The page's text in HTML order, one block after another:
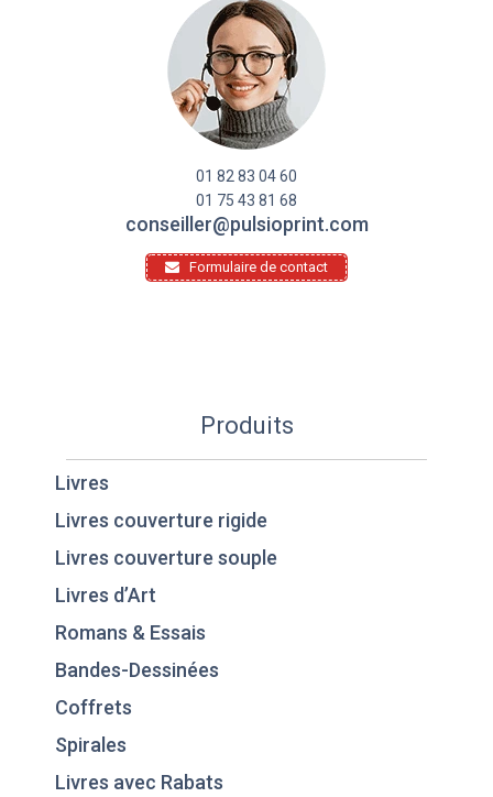
01 82 83 04 60
01 75 43 81 68
conseiller@pulsioprint.com
Formulaire de contact
Produits
Livres
Livres couverture rigide
Livres couverture souple
Livres d’Art
Romans & Essais
Bandes-Dessinées
Coffrets
Spirales
Livres avec Rabats